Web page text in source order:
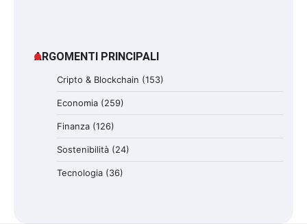
ARGOMENTI PRINCIPALI
Cripto & Blockchain (153)
Economia (259)
Finanza (126)
Sostenibilità (24)
Tecnologia (36)